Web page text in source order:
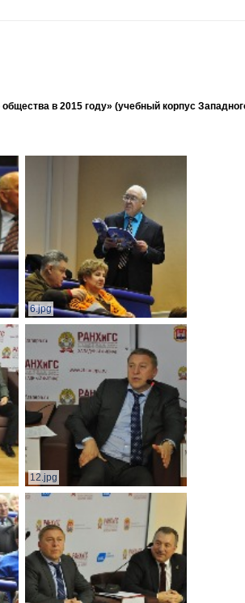
в 2015 году» (учебный корпус
6.jpg
12.jpg